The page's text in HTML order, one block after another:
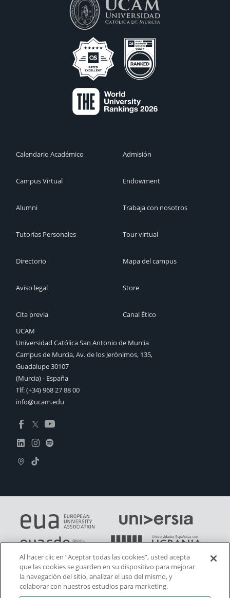
Calendario Académico
Campus Virtual
Alumni
Tutorías Personales
Directorio
Aviso legal
Cita previa
Admisión
Endowment
Trabaja con nosotros
Tour virtual
Mapa del campus
Store
Canal Ético
UCAM
Universidad Católica San Antonio de Murcia
Campus de Murcia, Av. de los Jerónimos, 135,
Guadalupe 30107
(Murcia) - España
Tlf:(+34) 968 27 88 00
info@ucam.edu
Al hacer clic en “Aceptar todas las cookies”, usted acepta
que las cookies se guarden en su dispositivo para mejorar
la navegación del sitio, analizar el uso del mismo, y
colaborar con nuestros estudios para marketing.